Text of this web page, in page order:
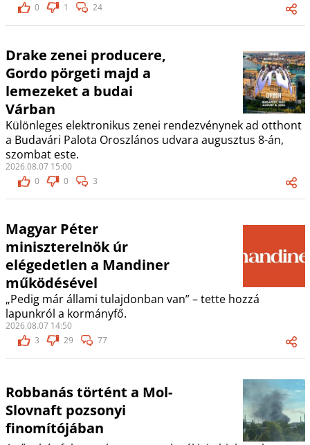
0
1 24
Drake zenei producere,
Gordo pörgeti majd a
lemezeket a budai
Várban
Különleges elektronikus zenei rendezvénynek ad otthont
a Budavári Palota Oroszlános udvara augusztus 8-án,
szombat este.
2026.08.07 15:00
0
0 3
Magyar Péter
miniszterelnök úr
elégedetlen a Mandiner
működésével
„Pedig már állami tulajdonban van” – tette hozzá
lapunkról a kormányfő.
2026.08.07 14:50
3
29 77
Robbanás történt a Mol-
Slovnaft pozsonyi
finomítójában